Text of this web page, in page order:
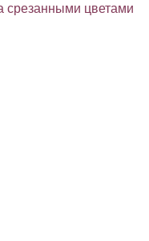
срезанными цветами